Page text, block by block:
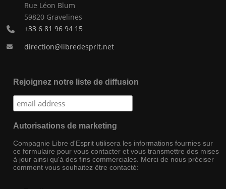
Rue Léon Blum
59820 Gravelines
+33 6 81 96 94 15
direction@libredesprit.net
Rejoignez notre liste de diffusion
Autorisations de marketing
Compagnie Libre d'Esprit utilisera les informations fournies sur
ce formulaire pour vous contacter et vous transmettre des mises
à jour ainsi qu'à des fins commerciales. Merci de nous préciser
comment vous souhaitez être contacté: